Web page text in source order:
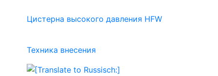
Цистерна высокого давления HFW
Техника внесения